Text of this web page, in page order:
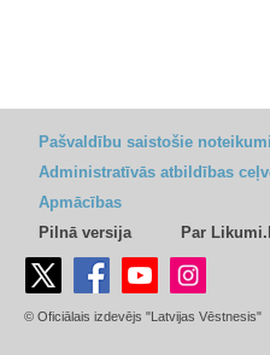
Pašvaldību saistošie noteikumi
Administratīvās atbildības
Apmācības
Pilnā versija
Par
© Oficiālais izdevējs "Latvijas Vēstnesis"